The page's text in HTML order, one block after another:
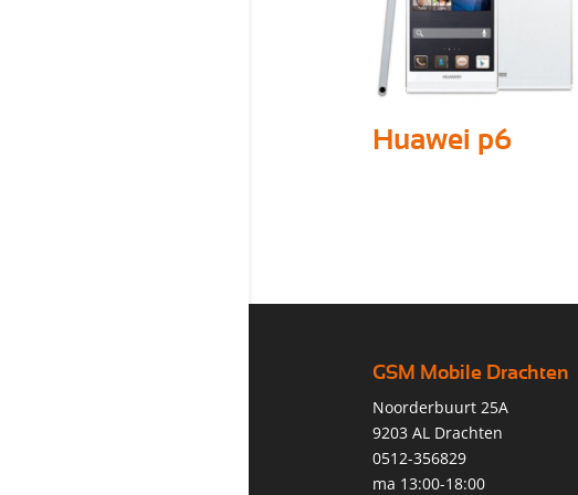
Huawei p6
GSM Mobile Drachten
Noorderbuurt 25A
9203 AL Drachten
0512-356829
ma 13:00-18:00